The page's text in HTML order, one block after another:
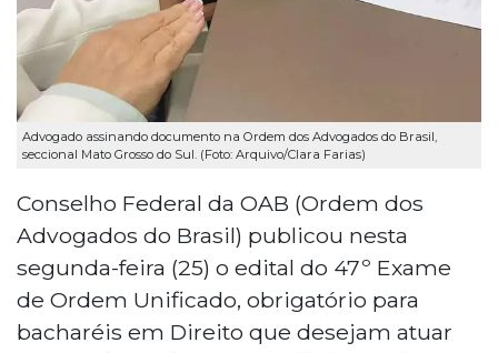
Advogado assinando documento na Ordem dos Advogados do Brasil,
seccional Mato Grosso do Sul. (Foto: Arquivo/Clara Farias)
Conselho Federal da OAB (Ordem dos
Advogados do Brasil) publicou nesta
segunda-feira (25) o edital do 47º Exame
de Ordem Unificado, obrigatório para
bacharéis em Direito que desejam atuar